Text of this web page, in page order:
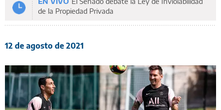
de la Propiedad Privada
12 de agosto de 2021